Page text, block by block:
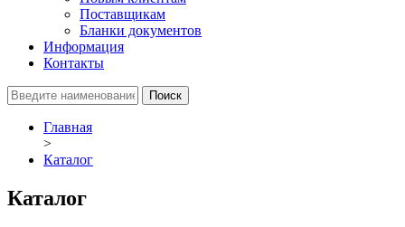
Поставщикам
Бланки документов
Информация
Контакты
Главная
>
Каталог
Каталог